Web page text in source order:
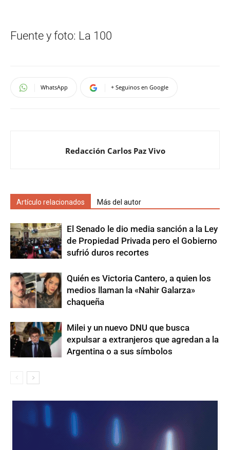
Fuente y foto: La 100
WhatsApp + Seguinos en Google
Redacción Carlos Paz Vivo
Artículo relacionados Más del autor
El Senado le dio media sanción a la Ley
de Propiedad Privada pero el Gobierno
sufrió duros recortes
Quién es Victoria Cantero, a quien los
medios llaman la «Nahir Galarza»
chaqueña
Milei y un nuevo DNU que busca
expulsar a extranjeros que agredan a la
Argentina o a sus símbolos